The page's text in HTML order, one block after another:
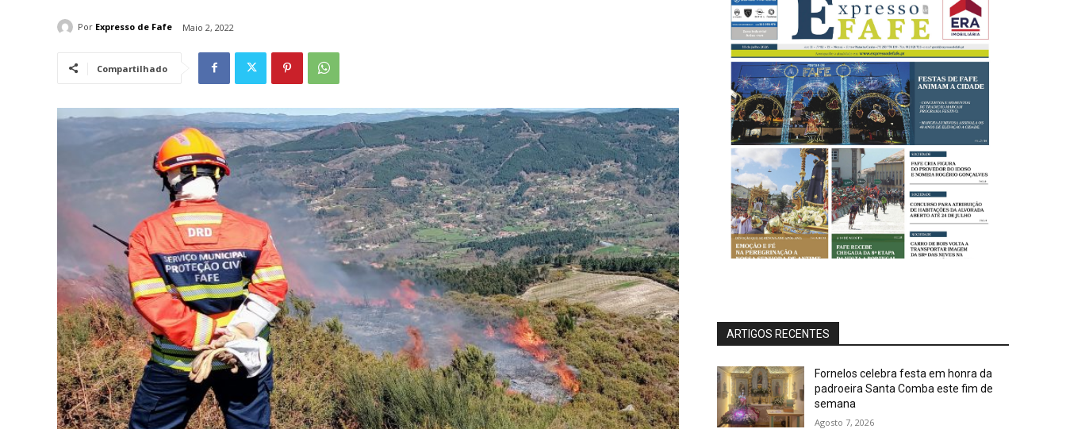
Por Expresso de Fafe Maio 2, 2022
Compartilhado
ARTIGOS RECENTES
Fornelos celebra festa em honra da
padroeira Santa Comba este fim de
semana
Agosto 7, 2026